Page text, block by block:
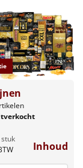
Inhoud